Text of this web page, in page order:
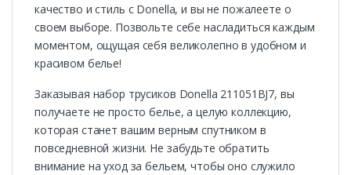
качество и стиль с Donella, и вы не пожалеете о
своем выборе. Позвольте себе насладиться каждым
моментом, ощущая себя великолепно в удобном и
красивом белье!
Заказывая набор трусиков Donella 211051BJ7, вы
получаете не просто белье, а целую коллекцию,
которая станет вашим верным спутником в
повседневной жизни. Не забудьте обратить
внимание на уход за бельем, чтобы оно служило